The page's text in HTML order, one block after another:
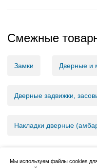
Смежные
Замки Дверные и
Дверные задвижки,
Накладки дверные
Мы используем файлы cookies